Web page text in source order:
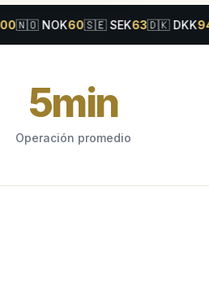
NOK60🇸🇪 SEK63🇩🇰 DKK94🇨🇳
5min
Operación promedio